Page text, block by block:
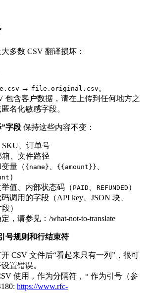
多数 CSV 翻译损坏：
→ file.original.csv 。
包含客户数据，请在上传到任何地方之
名化敏感字段。
字段 保持这些内容不变：
、订单号
、文件路径
量（ {name} {{amount}}
）
值、内部状态码（ PAID REFUNDED ）
调用的字段（API key、JSON 块、
）
，请参见：/what-not-to-translate
号规则和行结束符
CSV 文件后“看起来只有一列”，很可
置错误。
使用
, 作为分隔符， " 作为引号（参
https://www.rfc-